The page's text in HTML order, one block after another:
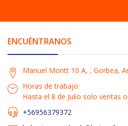
ENCUÉNTRANOS
Manuel Montt 10 A, , Gorbea,
Horas de trabajo:
Hasta el 8 de Julio solo ventas
+56956379372